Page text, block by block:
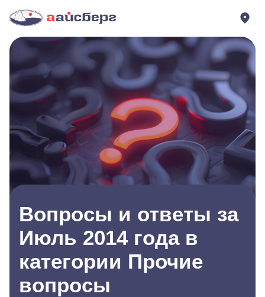
Вопросы и ответы за
Июль 2014 года в
категории Прочие
вопросы